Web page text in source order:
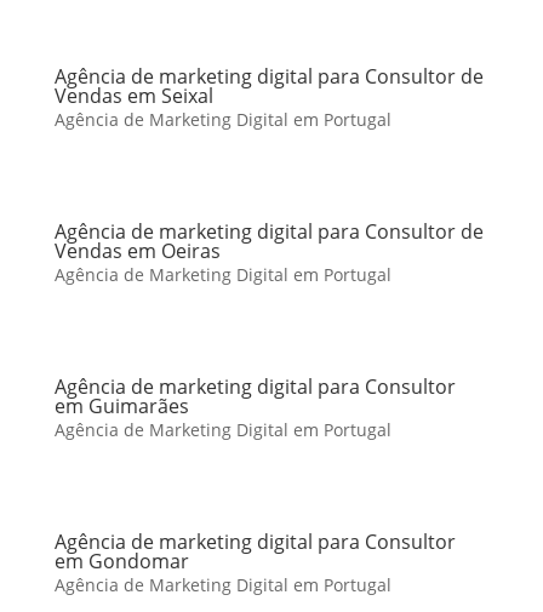
Agência de marketing digital para Consultor de
Vendas em Seixal
Agência de Marketing Digital em Portugal
Agência de marketing digital para Consultor de
Vendas em Oeiras
Agência de Marketing Digital em Portugal
Agência de marketing digital para Consultor
em Guimarães
Agência de Marketing Digital em Portugal
Agência de marketing digital para Consultor
em Gondomar
Agência de Marketing Digital em Portugal